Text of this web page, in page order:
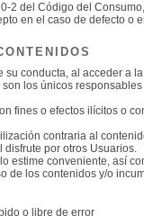
2 del Código del
en el caso de defecto o
conducta, al acceder a
los únicos
fines o efectos ilícitos o
contraria al
por otros Usuarios.
estime conveniente, así
de los contenidos y/o
o libre de error